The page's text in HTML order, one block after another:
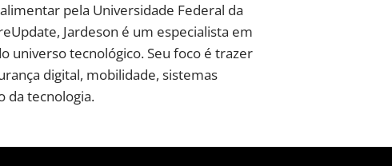
pela Universidade Federal da
Jardeson é um especialista em
universo tecnológico. Seu foco é trazer
digital, mobilidade, sistemas
da tecnologia.